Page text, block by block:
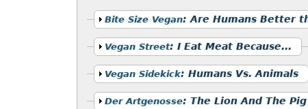
Mostrar
Bite Size Vegan:Are Humans Better
Mostrar
Vegan Street: I Eat Meat Because...
Mostrar
Vegan Sidekick: Humans Vs. Animals
Mostrar
Der Artgenosse: The Lion And The Pig